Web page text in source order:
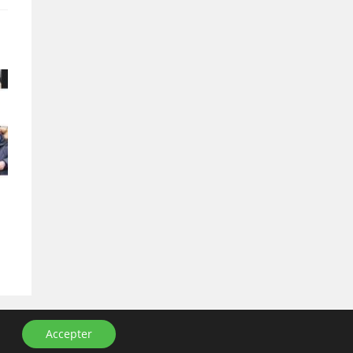
Accepter